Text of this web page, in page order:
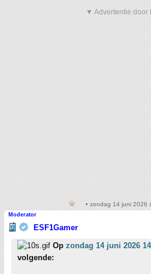
▼ Advertentie door
• zondag 14 juni 2026
Moderator
ESF1Gamer
Op zondag 14 juni 2026
volgende: